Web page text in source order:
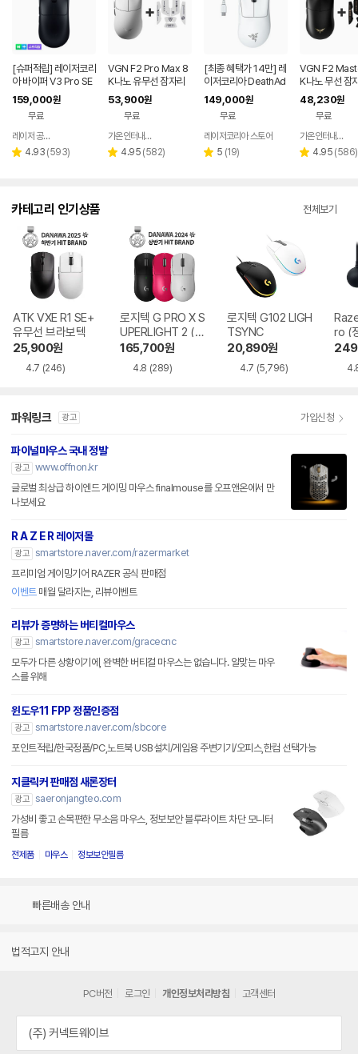
[슈퍼적립] 레이저코리
아 바이퍼 V3 Pro SE
바브삼 e스포츠 무선
게이밍 마우스
159,000원
무료
페이
레이저 공식스토어
별 4.93 리
(593)
VGN F2 Pro Max 8
K나노 유무선 잠자리
게이밍 마우스 화이트
53,900원
무료
페이
가온인터내셔날
별 4.95 리
(582)
[최종 혜택가 14만] 레
이저코리아 DeathAd
der V3 Pro e스포츠
무선 게이밍 마우스 화
이트
149,000원
무료
레이저코리아 스토어
별 5 리
(19)
VGN F2
K나노 무선 잠
이밍 마우스+
프 블랙
48,230원
무료
가온인터내셔날
별 4.95 리
(586)
카테고리 인기상품 전체보기
ATK VXE R1 SE+
유무선 브라보텍
25,900원
4.7 (246)
로지텍 G PRO X S
UPERLIGHT 2 (정
품)
165,700원
4.8 (289)
로지텍 G102 LIGH
TSYNC
20,890원
4.7 (5,796)
ro (
파워링크 광고 가입신청
파이널마우스 국내 정발
광고 www.offnon.kr
글로벌 최상급 하이엔드 게이밍 마우스 finalmouse를 오프앤온에서 만
나보세요
R A Z E R 레이저몰
광고 smartstore.naver.com/razermarket
프리미엄 게이밍기어 RAZER 공식 판매점
이벤트매월 달라지는, 리뷰이벤트
리뷰가 증명하는 버티컬마우스
광고 smartstore.naver.com/gracecnc
모두가 다른 상황이기에, 완벽한 버티컬 마우스는 없습니다. 알맞는 마우
스를 위해
윈도우11 FPP 정품인증점
광고 smartstore.naver.com/sbcore
포인트적립/한국정품/PC,노트북 USB설치/게임용 주변기기/오피스,한컴 선택가능
지클릭커 판매점 새론장터
광고 saeronjangteo.com
가성비 좋고 손목편한 무소음 마우스, 정보보안 블루라이트 차단 모니터
필름
전제품 마우스 정보보안필름
빠른배송 안내
법적고지 안내
PC버전 로그인 개인정보처리방침 고객센터
(주) 커넥트웨이브